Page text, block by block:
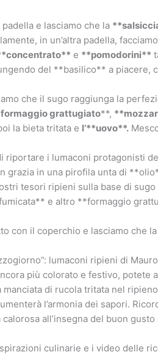
e lasciamo che la
in un’altra padella,
e **pomodorini**
del **basilico** a piacere,
che il sugo raggiunga la
formaggio grattugiato**,
la bieta tritata e l’**uovo**.
riportare i lumaconi protagonisti
grazia in una pirofila unta di
tesori ripieni sulla base di
e altro **formaggio
con il coperchio e lasciamo che
lumaconi ripieni di
più colorato e festivo,
manciata di rucola tritata nel
l’armonia dei sapori.
calorosa all’insegna del buon
culinarie e i video delle